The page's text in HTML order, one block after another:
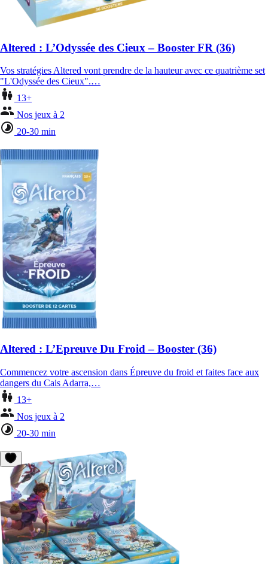
Altered : L’Odyssée des Cieux – Booster FR (36)
Vos stratégies Altered vont prendre de la hauteur avec ce quatrième set
"L'Odyssée des Cieux".…
13+
Nos jeux à 2
20-30 min
Altered : L’Epreuve Du Froid – Booster (36)
Commencez votre ascension dans Épreuve du froid et faites face aux
dangers du Cais Adarra,…
13+
Nos jeux à 2
20-30 min